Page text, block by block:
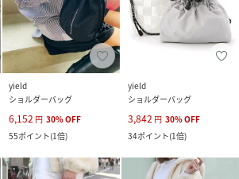
yield
ショルダーバッグ
6,152 円 30%OFF
55ポイント(1倍)
yield
ショルダーバッグ
3,842 円 30%OFF
34ポイント(1倍)